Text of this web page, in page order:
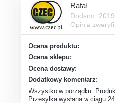
Rafał
Dodano:
Opinia
Ocena produktu:
Ocena sklepu:
Ocena dostawy:
Dodatkowy komentarz:
Wszystko w porządku.
Przesyłka wysłana w ciągu